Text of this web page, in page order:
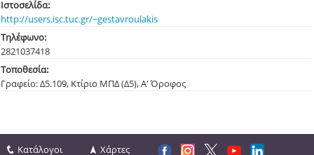
Ιστοσελίδα:
http://users.isc.tuc.gr/~gestavroulakis
Τηλέφωνο:
2821037418
Τοποθεσία:
Γραφείο: Δ5.109, Κτίριο ΜΠΔ (Δ5), Α' Όροφος
Κατάλογοι Χάρτες